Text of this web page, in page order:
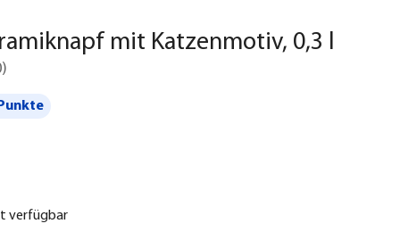
mit Katzenmotiv, 0,3 l
)
verfügbar